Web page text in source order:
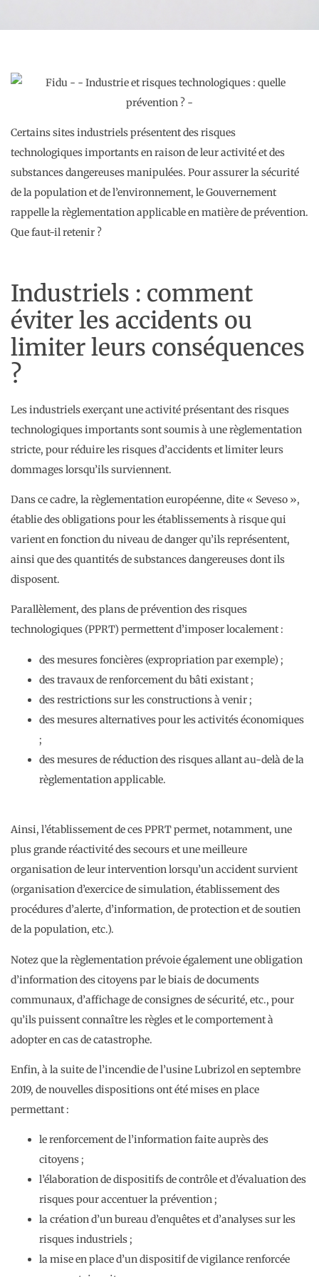
Certains sites industriels présentent des risques
technologiques importants en raison de leur activité et des
substances dangereuses manipulées. Pour assurer la sécurité
de la population et de l’environnement, le Gouvernement
rappelle la règlementation applicable en matière de prévention.
Que faut-il retenir ?
Industriels : comment
éviter les accidents ou
limiter leurs conséquences
?
Les industriels exerçant une activité présentant des risques
technologiques importants sont soumis à une règlementation
stricte, pour réduire les risques d’accidents et limiter leurs
dommages lorsqu’ils surviennent.
Dans ce cadre, la règlementation européenne, dite « Seveso »,
établie des obligations pour les établissements à risque qui
varient en fonction du niveau de danger qu’ils représentent,
ainsi que des quantités de substances dangereuses dont ils
disposent.
Parallèlement, des plans de prévention des risques
technologiques (PPRT) permettent d’imposer localement :
des mesures foncières (expropriation par exemple) ;
des travaux de renforcement du bâti existant ;
des restrictions sur les constructions à venir ;
des mesures alternatives pour les activités économiques
;
des mesures de réduction des risques allant au-delà de la
règlementation applicable.
Ainsi, l’établissement de ces PPRT permet, notamment, une
plus grande réactivité des secours et une meilleure
organisation de leur intervention lorsqu’un accident survient
(organisation d’exercice de simulation, établissement des
procédures d’alerte, d’information, de protection et de soutien
de la population, etc.).
Notez que la règlementation prévoie également une obligation
d’information des citoyens par le biais de documents
communaux, d’affichage de consignes de sécurité, etc., pour
qu’ils puissent connaître les règles et le comportement à
adopter en cas de catastrophe.
Enfin, à la suite de l’incendie de l’usine Lubrizol en septembre
2019, de nouvelles dispositions ont été mises en place
permettant :
le renforcement de l’information faite auprès des
citoyens ;
l’élaboration de dispositifs de contrôle et d’évaluation des
risques pour accentuer la prévention ;
la création d’un bureau d’enquêtes et d’analyses sur les
risques industriels ;
la mise en place d’un dispositif de vigilance renforcée